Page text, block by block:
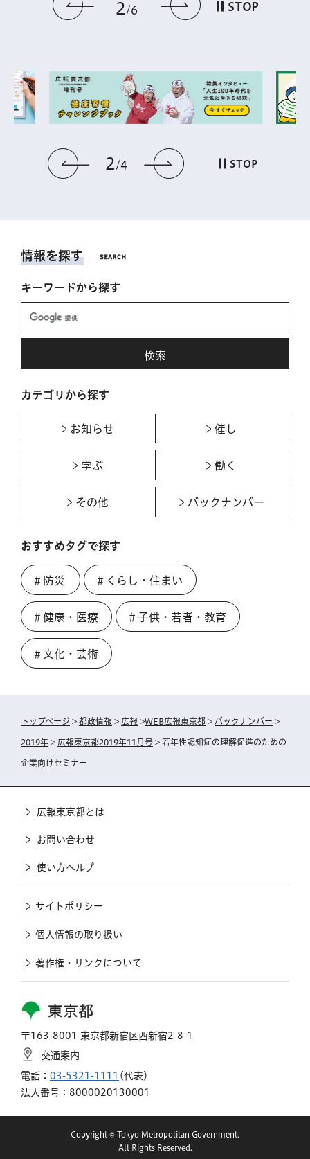
前のスライドを表示
2 6 次のスライドを
STOP
前のスライドを表示
2 4 次のスライドを表
STOP
情報を探す
キーワードから探す
カテゴリから探す
お知らせ 催し
学ぶ 働く
その他 バックナンバー
おすすめタグで探す
＃防災 ＃くらし・住まい
＃健康・医療 ＃子供・若者・教育
＃文化・芸術
トップページ > 都政情報 > 広報 >WEB広報東京都 > バックナンバー >
2019年 > 広報東京都2019年11月号 > 若年性認知症の理解促進のための
企業向けセミナー
東京都
〒163-8001 東京都新宿区西新宿2-8-1
交通案内
電話： 03-5321-1111 (代表)
法人番号：8000020130001
広報東京都とは
お問い合わせ
使い方ヘルプ
サイトポリシー
個人情報の取り扱い
著作権・リンクについて
Copyright © Tokyo Metropolitan Government.
All Rights Reserved.